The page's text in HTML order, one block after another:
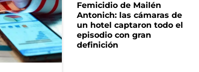
Femicidio de Mailén
Antonich: las cámaras de
un hotel captaron todo el
episodio con gran
definición